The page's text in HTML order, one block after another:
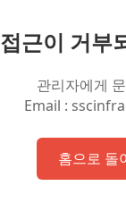
접근이 거부
관리자에게
Email :
홈으로 돌